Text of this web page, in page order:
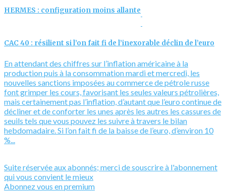
HERMES : configuration moins allante
CAC 40 : résilient si l’on fait fi de l’inexorable déclin de l’euro
En attendant des chiffres sur l’inflation américaine à la
production puis à la consommation mardi et mercredi, les
nouvelles sanctions imposées au commerce de pétrole russe
font grimper les cours, favorisant les seules valeurs pétrolières,
mais certainement pas l’inflation, d’autant que l’euro continue de
décliner et de conforter les unes après les autres les cassures de
seuils tels que vous pouvez les suivre à travers le bilan
hebdomadaire. Si l’on fait fi de la baisse de l’euro, d’environ 10
%...
Suite réservée aux abonnés; merci de souscrire à l'abonnement
qui vous convient le mieux
Abonnez vous en premium